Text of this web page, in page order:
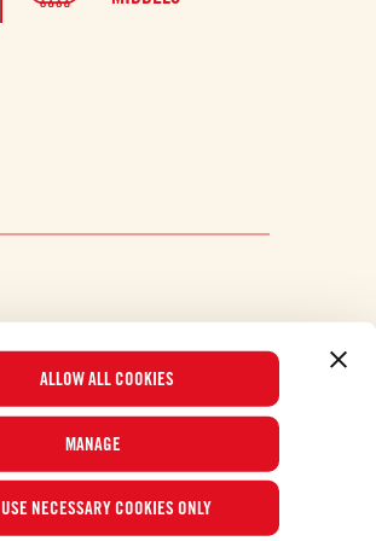
ALLOW ALL COOKIES
MANAGE
USE NECESSARY COOKIES ONLY
Populære oppskrifter